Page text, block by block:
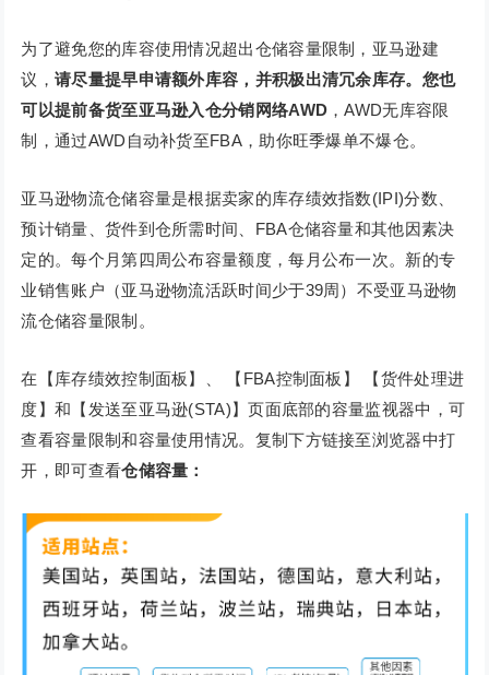
为了避免您的库容使用情况超出仓储容量限制，亚马逊建
议，请尽量提早申请额外库容，并积极出清冗余库存。您也
可以提前备货至亚马逊入仓分销网络AWD ，AWD无库容限
制，通过AWD自动补货至FBA，助你旺季爆单不爆仓。
亚马逊物流仓储容量是根据卖家的库存绩效指数(IPI)分数、
预计销量、货件到仓所需时间、FBA仓储容量和其他因素决
定的。每个月第四周公布容量额度，每月公布一次。新的专
业销售账户（亚马逊物流活跃时间少于39周）不受亚马逊物
流仓储容量限制。
在【库存绩效控制面板】、 【FBA控制面板】 【货件处理进
度】和【发送至亚马逊(STA)】页面底部的容量监视器中，可
查看容量限制和容量使用情况。复制下方链接至浏览器中打
开，即可查看仓储容量：